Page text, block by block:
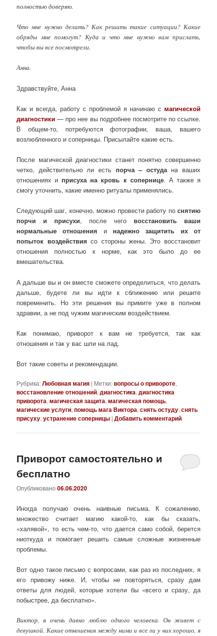
полностью доверяю.
Что мне нужно делать? Как решать такие ситуации? Какие
обряды мне помогут? Куда и что мне нужно вам прислать,
чтобы вы все посмотрели.
Анна.
Здравствуйте, Анна
Как и всегда, работу с проблемой я начинаю с магической
диагностики — про нее вы подробнее посмотрите по ссылке.
В общем-то, потребуются фотографии, ваша, вашего
возлюбленного и соперницы. Присылайте какие есть.
После магической диагностики станет понятно совершенно
четко, действительно ли есть порча – остудана ваших
отношениях и присуха на кровь к сопернице. А также я
смогу уточнить, какие именно ритуалы применялись.
Следующий шаг, конечно, можно провести работу по снятию
порчи и присухи, после чего восстановить ваши
нормальные отношения и надежно защитить их от
попыток воздействия со стороны жены. Это восстановит
отношения полностью к норме, как это было до ее
вмешательства.
А дальше вы и он вместе сможете определиться, что делать
дальше, будете ли вы идти к сближению или решите
повременить. Но эти решения вы примите уже в полном
здравии, а не под чужим магическим воздействием.
Как понимаю, приворот к вам не требуется, так как
отношения и так у вас шли на лад.
Вот такие советы и рекомендации.
Рубрика:Любовная магия | Метки:вопросы о привороте,
восстановление отношений,диагностика,диагностика
приворота,магическая защита,магическая помощь,
магические услуги,помощь мага Виктора,снять остуду,снять
присуху,устранение соперницы |Добавить комментарий
Приворот самостоятельно и
бесплатно
Опубликовано06.06.2020
Иногда получаю очень наивные письма. К сожалению,
множество считает магию какой-то, как бы сказать,
«халявой», то есть чем-то, что дается само собой, берется
ниоткуда и помогает решить самые сложные жизненные
проблемы.
Вот одно такое письмо с вопросами, как раз из последних, я
его привожу ниже. И, чтобы не повторяться, сразу дам
ответы для людей, которые хотели бы «всего и сразу, да
побыстрее, да бесплатно».
Виктор, я очень давно люблю одного человека. Он живет с
девушкой. Какие отношения между ними и все ли у них хорошо, я